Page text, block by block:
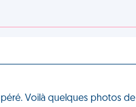
Voilà quelques photos de